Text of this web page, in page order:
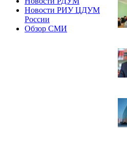
Новости РИУ ЦДУМ
России
Обзор СМИ